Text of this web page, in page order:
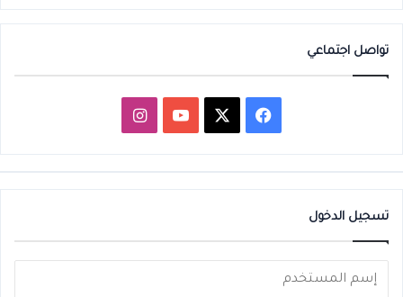
تواصل اجتماعي
فيسبوك ‫YouTubeانستقرام
تسجيل الدخول